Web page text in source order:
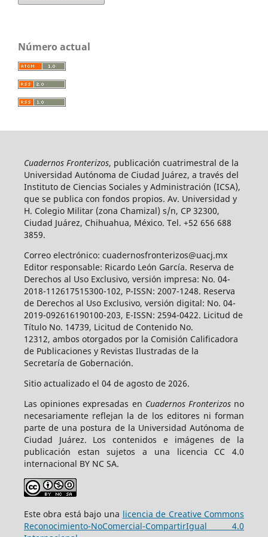
Número actual
Cuadernos Fronterizos, publicación cuatrimestral de la
Universidad Autónoma de Ciudad Juárez, a través del
Instituto de Ciencias Sociales y Administración (ICSA),
que se publica con fondos propios. Av. Universidad y
H. Colegio Militar (zona Chamizal) s/n, CP 32300,
Ciudad Juárez, Chihuahua, México. Tel. +52 656 688
3859.
Correo electrónico: cuadernosfronterizos@uacj.mx
Editor responsable: Ricardo León García. Reserva de
Derechos al Uso Exclusivo, versión impresa: No. 04-
2018-112617515300-102, P-ISSN: 2007-1248. Reserva
de Derechos al Uso Exclusivo, versión digital: No. 04-
2019-092616190100-203, E-ISSN: 2594-0422. Licitud de
Título No. 14739, Licitud de Contenido No.
12312, ambos otorgados por la Comisión Calificadora
de Publicaciones y Revistas Ilustradas de la
Secretaría de Gobernación.
Sitio actualizado el 04 de agosto de 2026.
Las opiniones expresadas en Cuadernos Fronterizosno
necesariamente reflejan la de los editores ni forman
parte de una postura de la Universidad Autónoma de
Ciudad Juárez. Los contenidos e imágenes de la
publicación estan sujetos a una licencia CC 4.0
internacional BY NC SA.
Este obra está bajo una licencia de Creative Commons
Reconocimiento-NoComercial-CompartirIgual 4.0